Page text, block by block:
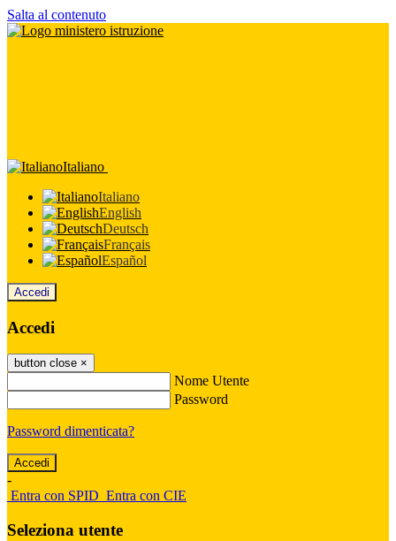
Salta al contenuto
Italiano
Italiano
English
Deutsch
Français
Español
Accedi
Accedi
button close ×
Nome Utente
Password
Password dimenticata?
-
Entra con SPID Entra con CIE
Seleziona utente